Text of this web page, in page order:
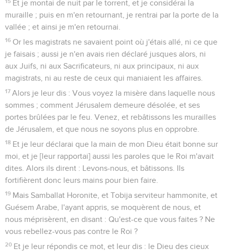
Et je montai de nuit par le torrent, et je considérai la
muraille ; puis en m'en retournant, je rentrai par la porte de la
vallée ; et ainsi je m'en retournai.
16 Or les magistrats ne savaient point où j'étais allé, ni ce que
je faisais ; aussi je n'en avais rien déclaré jusques alors, ni
aux Juifs, ni aux Sacrificateurs, ni aux principaux, ni aux
magistrats, ni au reste de ceux qui maniaient les affaires.
17 Alors je leur dis : Vous voyez la misère dans laquelle nous
sommes ; comment Jérusalem demeure désolée, et ses
portes brûlées par le feu. Venez, et rebâtissons les murailles
de Jérusalem, et que nous ne soyons plus en opprobre.
18 Et je leur déclarai que la main de mon Dieu était bonne sur
moi, et je [leur rapportai] aussi les paroles que le Roi m'avait
dites. Alors ils dirent : Levons-nous, et bâtissons. Ils
fortifièrent donc leurs mains pour bien faire.
19 Mais Samballat Horonite, et Tobija serviteur hammonite, et
Guésem Arabe, l'ayant appris, se moquèrent de nous, et
nous méprisèrent, en disant : Qu'est-ce que vous faites ? Ne
vous rebellez-vous pas contre le Roi ?
20 Et je leur répondis ce mot, et leur dis : le Dieu des cieux